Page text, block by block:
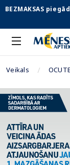
BEZMAKSAS
Veikals